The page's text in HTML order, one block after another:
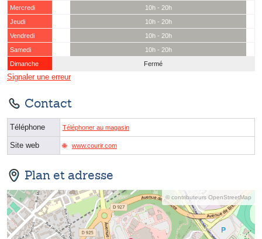
Mercredi
10h - 20h
Jeudi
10h - 20h
Vendredi
10h - 20h
Samedi
10h - 20h
Dimanche
Fermé
Signaler une erreur
Contact
Téléphone Téléphoner au magasin
Site web www.courir.com
Plan et adresse
© contributeurs OpenStreetMap